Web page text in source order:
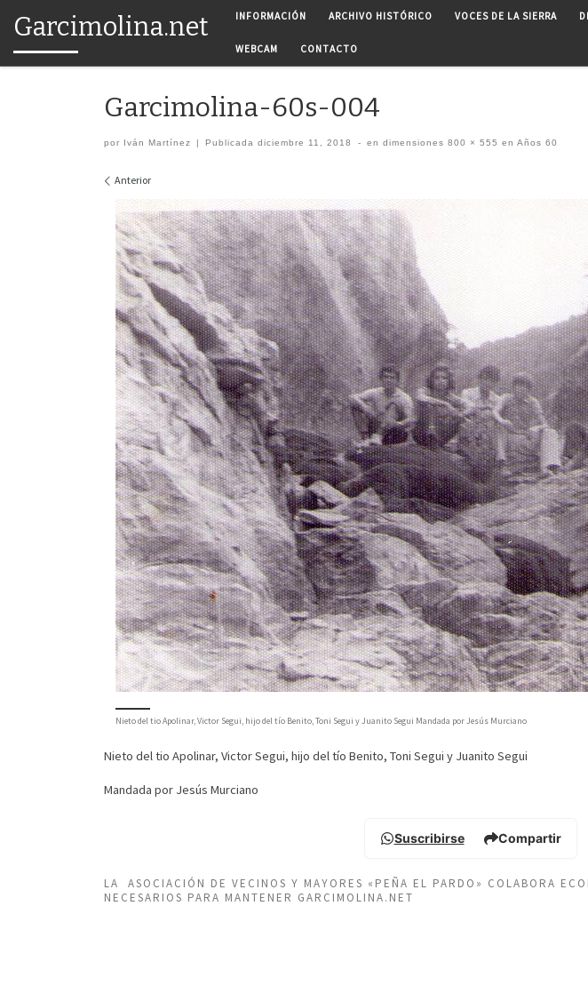
Saltar al contenido
Garcimolina.net INFORMACIÓN ARCHIVO HISTÓRICO VOCES DE LA SIERRA
WEBCAM CONTACTO
Garcimolina-60s-004
por Iván Martínez | Publicadadiciembre 11, 2018 - en dimensiones 800 × 555 en Años 60
Navegación de imágenes
Anterior
Nieto del tio Apolinar, Victor Segui, hijo del tío Benito, Toni Segui y Juanito Segui Mandada por Jesús Murciano
Nieto del tio Apolinar, Victor Segui, hijo del tío Benito, Toni Segui y Juanito Segui
Mandada por Jesús Murciano
Suscribirse Compartir
LA ASOCIACIÓN DE VECINOS Y MAYORES «PEÑA EL PARDO» COLABORA
NECESARIOS PARA MANTENER GARCIMOLINA.NET